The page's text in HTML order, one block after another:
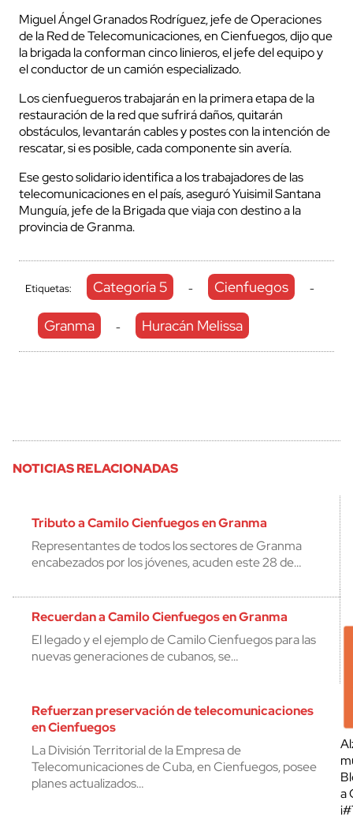
Miguel Ángel Granados Rodríguez, jefe de Operaciones
de la Red de Telecomunicaciones, en Cienfuegos, dijo que
la brigada la conforman cinco linieros, el jefe del equipo y
el conductor de un camión especializado.
Los cienfuegueros trabajarán en la primera etapa de la
restauración de la red que sufrirá daños, quitarán
obstáculos, levantarán cables y postes con la intención de
rescatar, si es posible, cada componente sin avería.
Ese gesto solidario identifica a los trabajadores de las
telecomunicaciones en el país, aseguró Yuisimil Santana
Munguía, jefe de la Brigada que viaja con destino a la
provincia de Granma.
Etiquetas: Categoría 5 - Cienfuegos -
Granma - Huracán Melissa
NOTICIAS RELACIONADAS
Tributo a Camilo Cienfuegos en Granma
Representantes de todos los sectores de Granma
encabezados por los jóvenes, acuden este 28 de…
Recuerdan a Camilo Cienfuegos en Granma
El legado y el ejemplo de Camilo Cienfuegos para las
nuevas generaciones de cubanos, se…
Refuerzan preservación de telecomunicaciones
en Cienfuegos
La División Territorial de la Empresa de
Telecomunicaciones de Cuba, en Cienfuegos, posee
planes actualizados…
a